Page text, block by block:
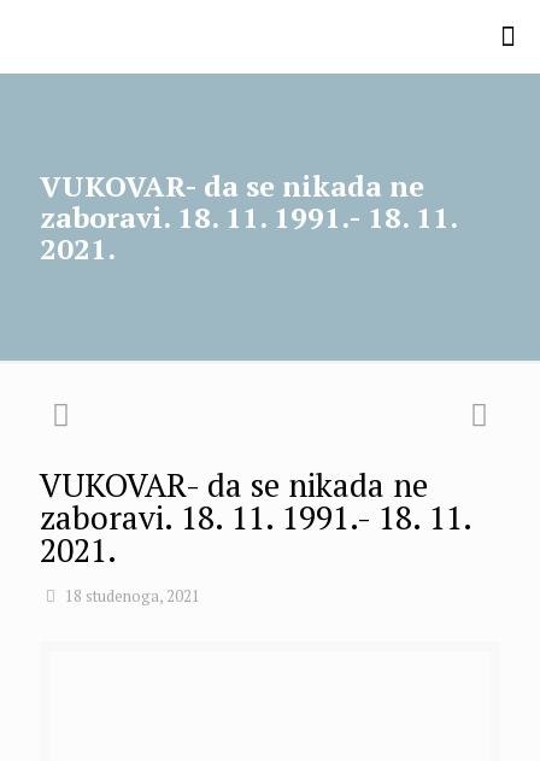
VUKOVAR- da se nikada ne
zaboravi. 18. 11. 1991.- 18. 11.
2021.
VUKOVAR- da se nikada ne
zaboravi. 18. 11. 1991.- 18. 11.
2021.
18 studenoga, 2021